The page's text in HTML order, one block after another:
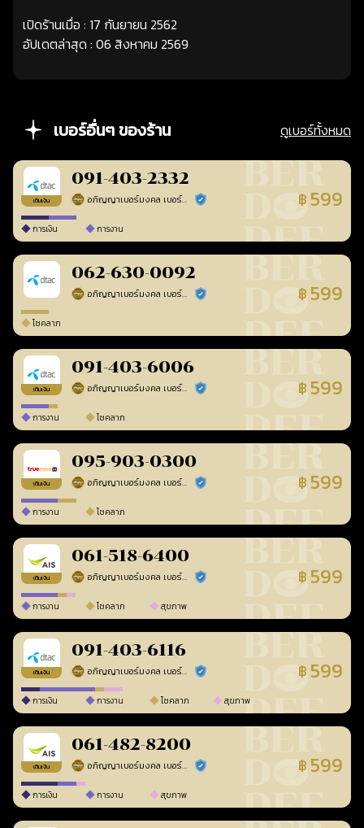
เปิดร้านเมื่อ : 17 กันยายน 2562
อัปเดตล่าสุด : 06 สิงหาคม 2569
เบอร์อื่นๆ ของร้าน ดูเบอร์ทั้งหมด
เติมเงิน
091-403-2332
อภิญญาเบอร์มงคล เบอร์สวยเลขศาสตร์ ร้านยืนยันแล้ว ฿ 599
การเงิน การงาน
062-630-0092
อภิญญาเบอร์มงคล เบอร์สวยเลขศาสตร์ ร้านยืนยันแล้ว ฿ 599
โชคลาภ
เติมเงิน
091-403-6006
อภิญญาเบอร์มงคล เบอร์สวยเลขศาสตร์ ร้านยืนยันแล้ว ฿ 599
การงาน โชคลาภ
เติมเงิน
095-903-0300
อภิญญาเบอร์มงคล เบอร์สวยเลขศาสตร์ ร้านยืนยันแล้ว ฿ 599
การงาน โชคลาภ
เติมเงิน
061-518-6400
อภิญญาเบอร์มงคล เบอร์สวยเลขศาสตร์ ร้านยืนยันแล้ว ฿ 599
การงาน โชคลาภ สุขภาพ
เติมเงิน
091-403-6116
อภิญญาเบอร์มงคล เบอร์สวยเลขศาสตร์ ร้านยืนยันแล้ว ฿ 599
การเงิน การงาน โชคลาภ สุขภาพ
เติมเงิน
061-482-8200
อภิญญาเบอร์มงคล เบอร์สวยเลขศาสตร์ ร้านยืนยันแล้ว ฿ 599
การเงิน การงาน สุขภาพ